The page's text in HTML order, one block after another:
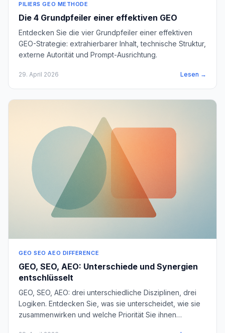
PILIERS GEO METHODE
Die 4 Grundpfeiler einer effektiven GEO
Entdecken Sie die vier Grundpfeiler einer effektiven
GEO-Strategie: extrahierbarer Inhalt, technische Struktur,
externe Autorität und Prompt-Ausrichtung.
29. April 2026 Lesen →
GEO SEO AEO DIFFERENCE
GEO, SEO, AEO: Unterschiede und Synergien
entschlüsselt
GEO, SEO, AEO: drei unterschiedliche Disziplinen, drei
Logiken. Entdecken Sie, was sie unterscheidet, wie sie
zusammenwirken und welche Priorität Sie ihnen